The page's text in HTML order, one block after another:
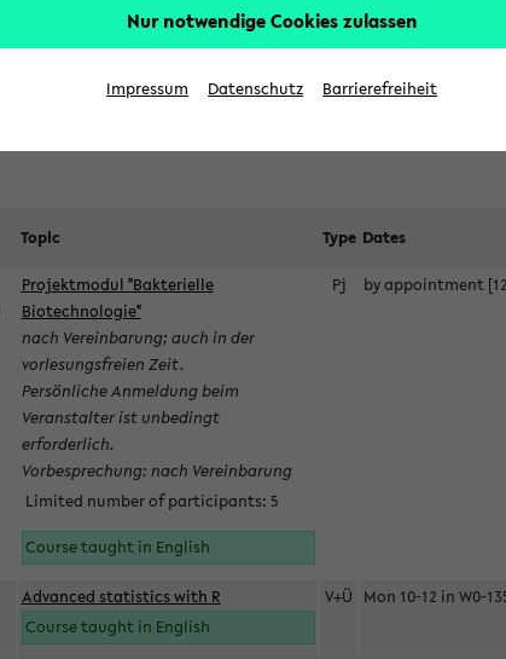
Topic Type Dates
Projektmodul "Bakterielle
Biotechnologie"
nach Vereinbarung; auch in der
vorlesungsfreien Zeit.
Persönliche Anmeldung beim
Veranstalter ist unbedingt
erforderlich.
Vorbesprechung: nach Vereinbarung
Limited number of participants: 5
Course taught in English
Pj by appointment
Advanced statistics with R
Course taught in English
V+Ü Mon 10-12 in W0-
Nur notwendige Cookies zulassen
Impressum Datenschutz Barrierefreiheit